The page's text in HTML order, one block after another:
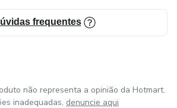
frequentes
não representa a opinião da Hotmart.
inadequadas, denuncie aqui